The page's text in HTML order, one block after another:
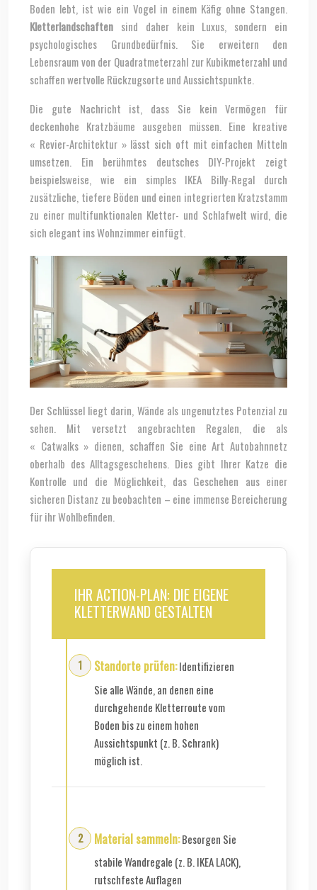
Boden lebt, ist wie ein Vogel in einem Käfig ohne Stangen.
Kletterlandschaften sind daher kein Luxus, sondern ein
psychologisches Grundbedürfnis. Sie erweitern den
Lebensraum von der Quadratmeterzahl zur Kubikmeterzahl und
schaffen wertvolle Rückzugsorte und Aussichtspunkte.
Die gute Nachricht ist, dass Sie kein Vermögen für
deckenhohe Kratzbäume ausgeben müssen. Eine kreative
« Revier-Architektur » lässt sich oft mit einfachen Mitteln
umsetzen. Ein berühmtes deutsches DIY-Projekt zeigt
beispielsweise, wie ein simples IKEA Billy-Regal durch
zusätzliche, tiefere Böden und einen integrierten Kratzstamm
zu einer multifunktionalen Kletter- und Schlafwelt wird, die
sich elegant ins Wohnzimmer einfügt.
Der Schlüssel liegt darin, Wände als ungenutztes Potenzial zu
sehen. Mit versetzt angebrachten Regalen, die als
« Catwalks » dienen, schaffen Sie eine Art Autobahnnetz
oberhalb des Alltagsgeschehens. Dies gibt Ihrer Katze die
Kontrolle und die Möglichkeit, das Geschehen aus einer
sicheren Distanz zu beobachten – eine immense Bereicherung
für ihr Wohlbefinden.
IHR ACTION-PLAN: DIE EIGENE
KLETTERWAND GESTALTEN
Standorte prüfen:Identifizieren
Sie alle Wände, an denen eine
durchgehende Kletterroute vom
Boden bis zu einem hohen
Aussichtspunkt (z. B. Schrank)
möglich ist.
Material sammeln:Besorgen Sie
stabile Wandregale (z. B. IKEA LACK),
rutschfeste Auflagen